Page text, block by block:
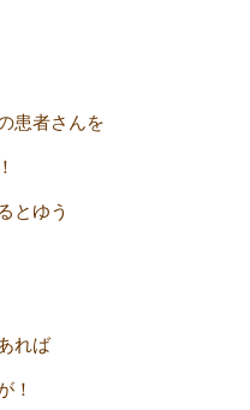
患者さんを
とゆう
れば
！